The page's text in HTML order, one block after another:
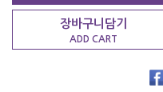
장바구니담기
ADD CART